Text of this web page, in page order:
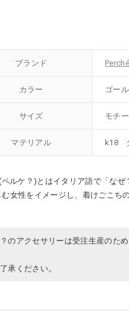
ブランド
カラー ゴー
サイズ モチ
マテリアル k18
ペルケ？)とはイタリア語で「な
む女性をイメージし、着けごこち
のアクセサリーは受注生産のた
承ください。